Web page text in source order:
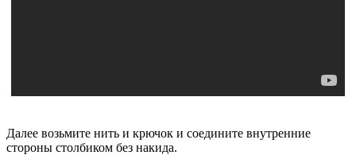
Далее возьмите нить и крючок и соедините внутренние
стороны столбиком без накида.